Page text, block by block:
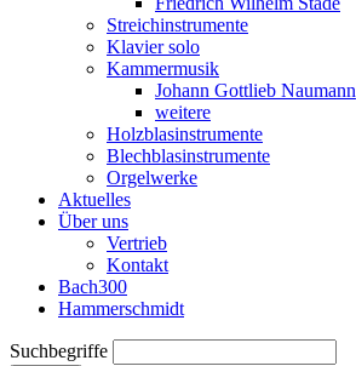
Streichinstrumente
Klavier solo
Kammermusik
Johann Gottlieb Naumann
weitere
Holzblasinstrumente
Blechblasinstrumente
Orgelwerke
Aktuelles
Über uns
Vertrieb
Kontakt
Bach300
Hammerschmidt
Suchbegriffe